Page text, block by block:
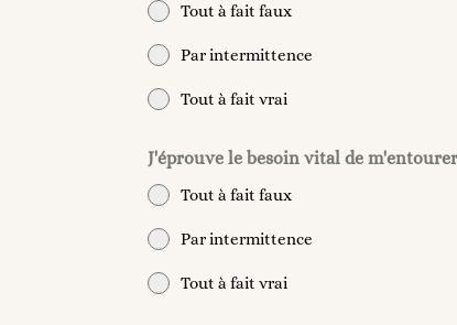
Tout à fait faux
Par intermittence
Tout à fait vrai
J'éprouve le besoin vital de
Tout à fait faux
Par intermittence
Tout à fait vrai